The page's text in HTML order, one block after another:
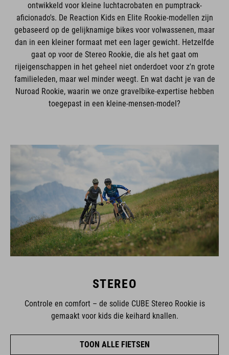
ontwikkeld voor kleine luchtacrobaten en pumptrack-
aficionado's. De Reaction Kids en Elite Rookie-modellen zijn
gebaseerd op de gelijknamige bikes voor volwassenen, maar
dan in een kleiner formaat met een lager gewicht. Hetzelfde
gaat op voor de Stereo Rookie, die als het gaat om
rijeigenschappen in het geheel niet onderdoet voor z'n grote
familieleden, maar wel minder weegt. En wat dacht je van de
Nuroad Rookie, waarin we onze gravelbike-expertise hebben
toegepast in een kleine-mensen-model?
STEREO
Controle en comfort – de solide CUBE Stereo Rookie is
gemaakt voor kids die keihard knallen.
TOON ALLE FIETSEN